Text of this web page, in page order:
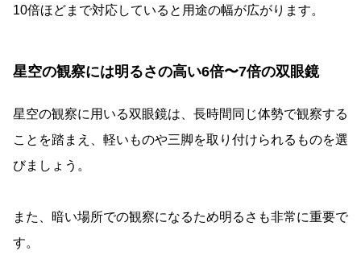
10倍ほどまで対応していると用途の幅が広がります。
星空の観察には明るさの高い6倍〜7倍の双眼鏡
星空の観察に用いる双眼鏡は、長時間同じ体勢で観察する
ことを踏まえ、軽いものや三脚を取り付けられるものを選
びましょう。
また、暗い場所での観察になるため明るさも非常に重要で
す。